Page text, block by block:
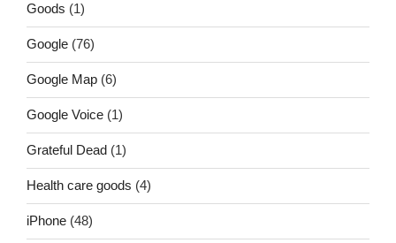
Goods (1)
Google (76)
Google Map (6)
Google Voice (1)
Grateful Dead (1)
Health care goods (4)
iPhone (48)